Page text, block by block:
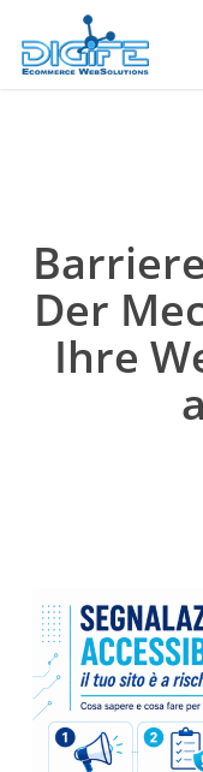
Hauptinhalt
springen
Der
Ihre